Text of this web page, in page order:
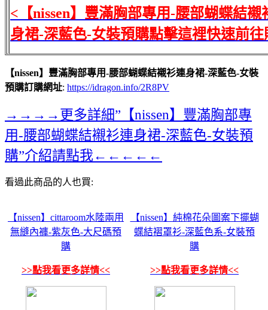
<【nissen】豐滿胸部專用-腰部蝴蝶結襯
身裙-深藍色-女裝預購點擊這裡快速前往
【nissen】豐滿胸部專用-腰部蝴蝶結襯衫連身裙-深藍色-女裝
預購訂購網址: https://idragon.info/2R8PV
→→→→更多詳細”【nissen】豐滿胸部專
用-腰部蝴蝶結襯衫連身裙-深藍色-女裝預
購”介紹請點我←←←←←
看過此商品的人也買:
【nissen】cittaroom水陸兩用
無縫內褲-紫灰色-大尺碼預
購
>>點我看更多詳情<<
【nissen】純棉花朵圖案下擺蝴
蝶結褶罩衫-深藍色系-女裝預
購
>>點我看更多詳情<<